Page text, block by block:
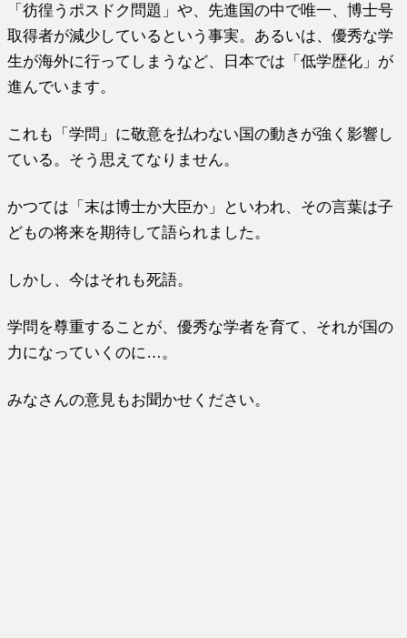
「彷徨うポスドク問題」や、先進国の中で唯一、博士号
取得者が減少しているという事実。あるいは、優秀な学
生が海外に行ってしまうなど、日本では「低学歴化」が
進んでいます。
これも「学問」に敬意を払わない国の動きが強く影響し
ている。そう思えてなりません。
かつては「末は博士か大臣か」といわれ、その言葉は子
どもの将来を期待して語られました。
しかし、今はそれも死語。
学問を尊重することが、優秀な学者を育て、それが国の
力になっていくのに…。
みなさんの意見もお聞かせください。